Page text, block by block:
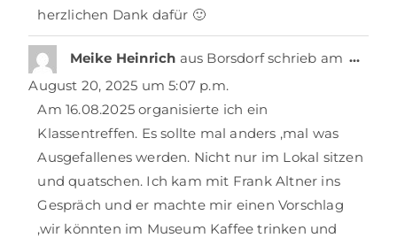
herzlichen Dank dafür 🙂
Meike Heinrich aus Borsdorf schrieb am
August 20, 2025 um 5:07 p.m.
Am 16.08.2025 organisierte ich ein
Klassentreffen. Es sollte mal anders ,mal was
Ausgefallenes werden. Nicht nur im Lokal sitzen
und quatschen. Ich kam mit Frank Altner ins
Gespräch und er machte mir einen Vorschlag
,wir könnten im Museum Kaffee trinken und
…